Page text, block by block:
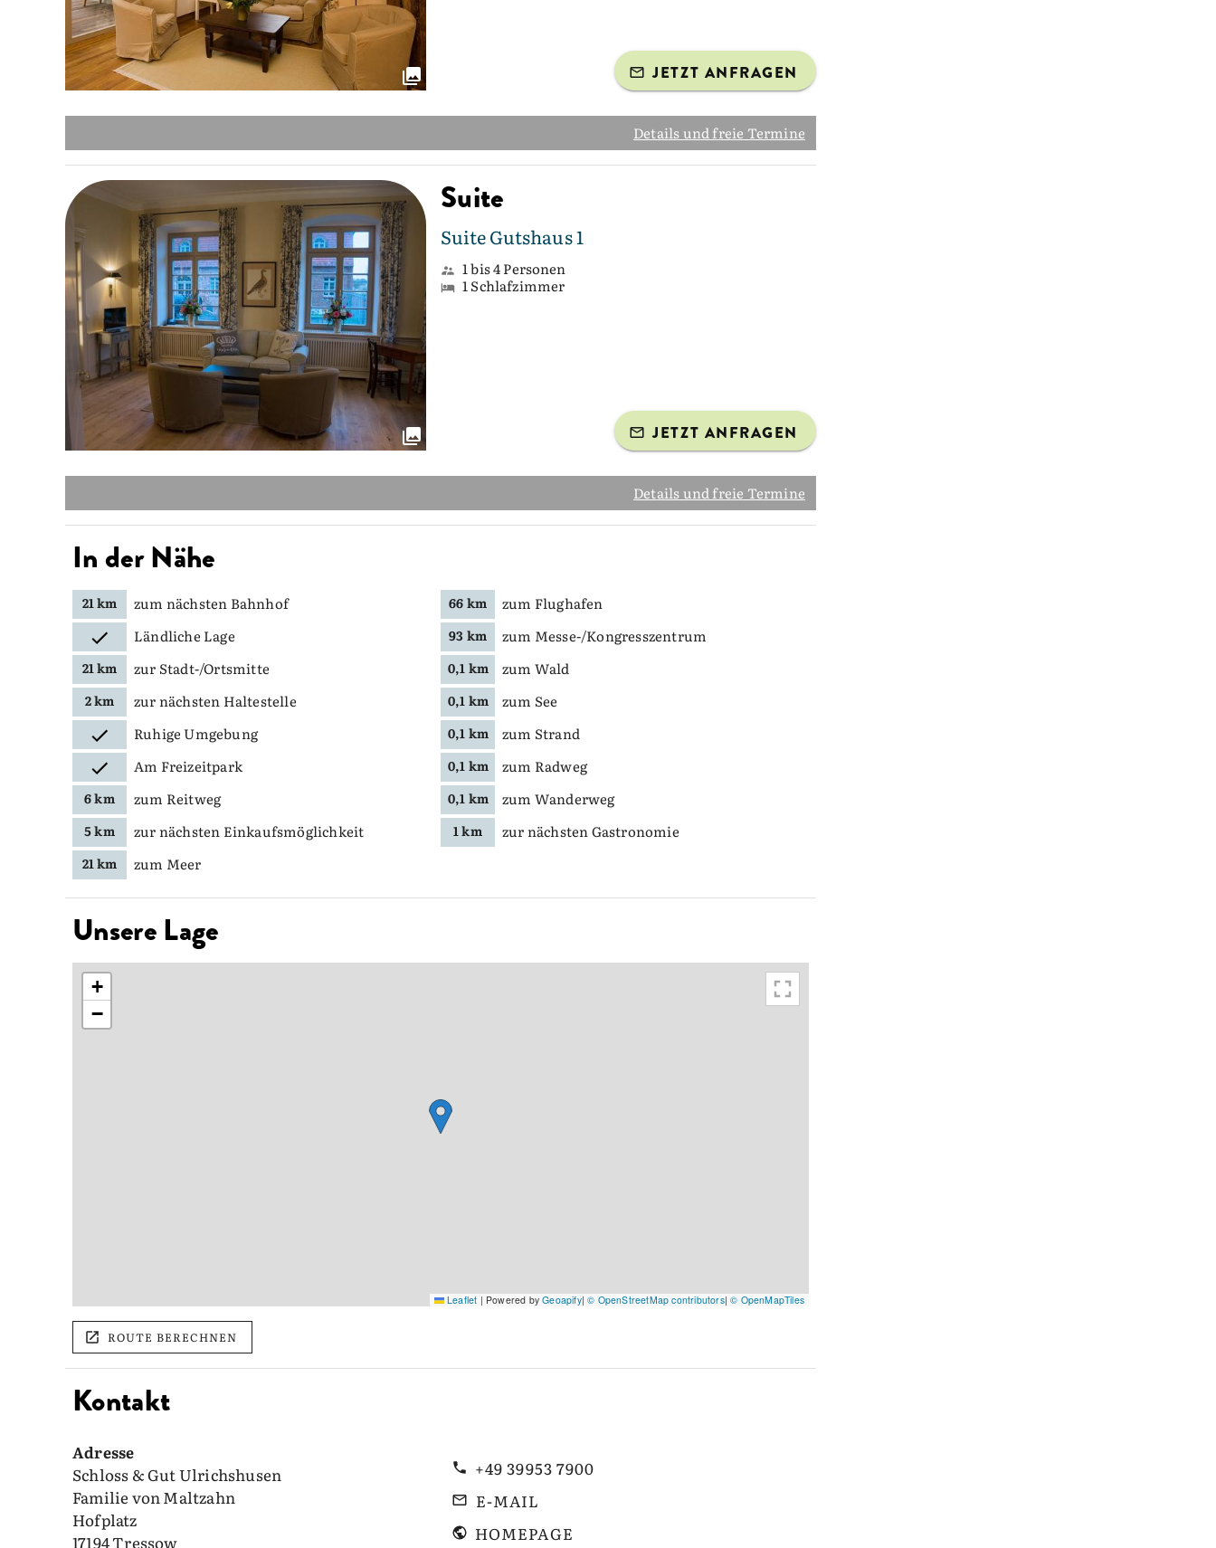
JETZT ANFRAGEN
Details und freie Termine
Suite
Suite Gutshaus 1
1 bis 4 Personen
1 Schlafzimmer
JETZT ANFRAGEN
Details und freie Termine
In der Nähe
21 km zum nächsten Bahnhof 66 km
zum Flughafen
Ländliche Lage
93 km zum Messe-/Kongresszentrum
21 km zur Stadt-/Ortsmitte 0,1 km zum Wald
2 km zur nächsten Haltestelle 0,1 km
zum See
Ruhige Umgebung
0,1 km
zum Strand
Am Freizeitpark
0,1 km zum Radweg
6 km zum Reitweg 0,1 km zum Wanderweg
5 km zur nächsten Einkaufsmöglichkeit 1 km zur nächsten Gastronomie
21 km zum Meer
Unsere Lage
+
−
Leaflet | Powered byGeoapify|© OpenStreetMap contributors|© OpenMapTiles
ROUTE BERECHNEN
Kontakt
Adresse
Schloss & Gut Ulrichshusen
Familie von Maltzahn
Hofplatz
17194 Tressow
+49 39953 7900
E-MAIL
HOMEPAGE